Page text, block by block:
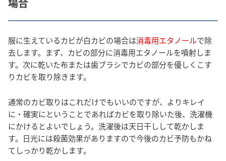
服に生えているカビが白カビの場合は消毒用エタノールで除
去します。まず、カビの部分に消毒用エタノールを噴射しま
す。次に乾いた布または歯ブラシでカビの部分を優しくこす
りカビを取り除きます。
通常のカビ取りはこれだけでもいいのですが、よりキレイ
に・確実にということであればカビを取り除いた後、洗濯機
にかけるとよいでしょう。洗濯後は天日干しして乾かしま
す。日光には殺菌効果がありますので今後のカビ予防もかね
てしっかり乾かします。